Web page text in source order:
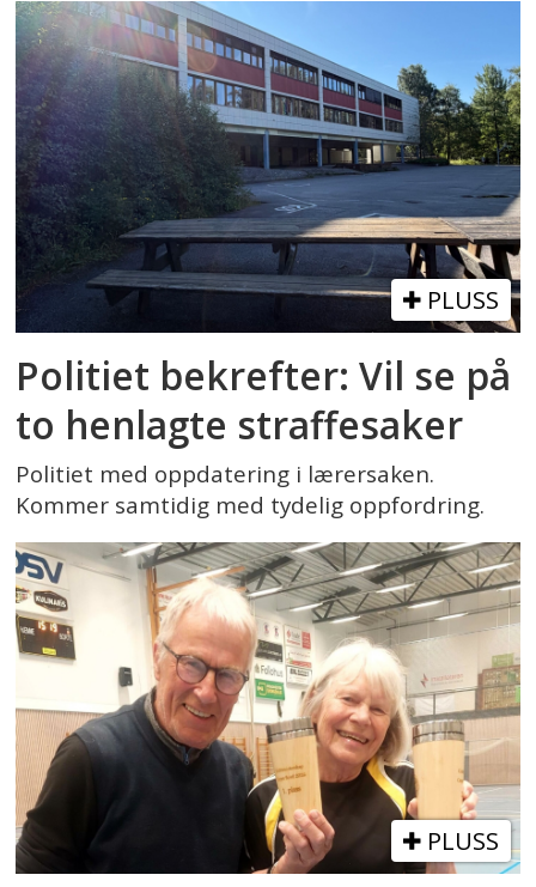
PLUSS
Politiet bekrefter: Vil se på
to henlagte straffesaker
Politiet med oppdatering i lærersaken.
Kommer samtidig med tydelig oppfordring.
PLUSS